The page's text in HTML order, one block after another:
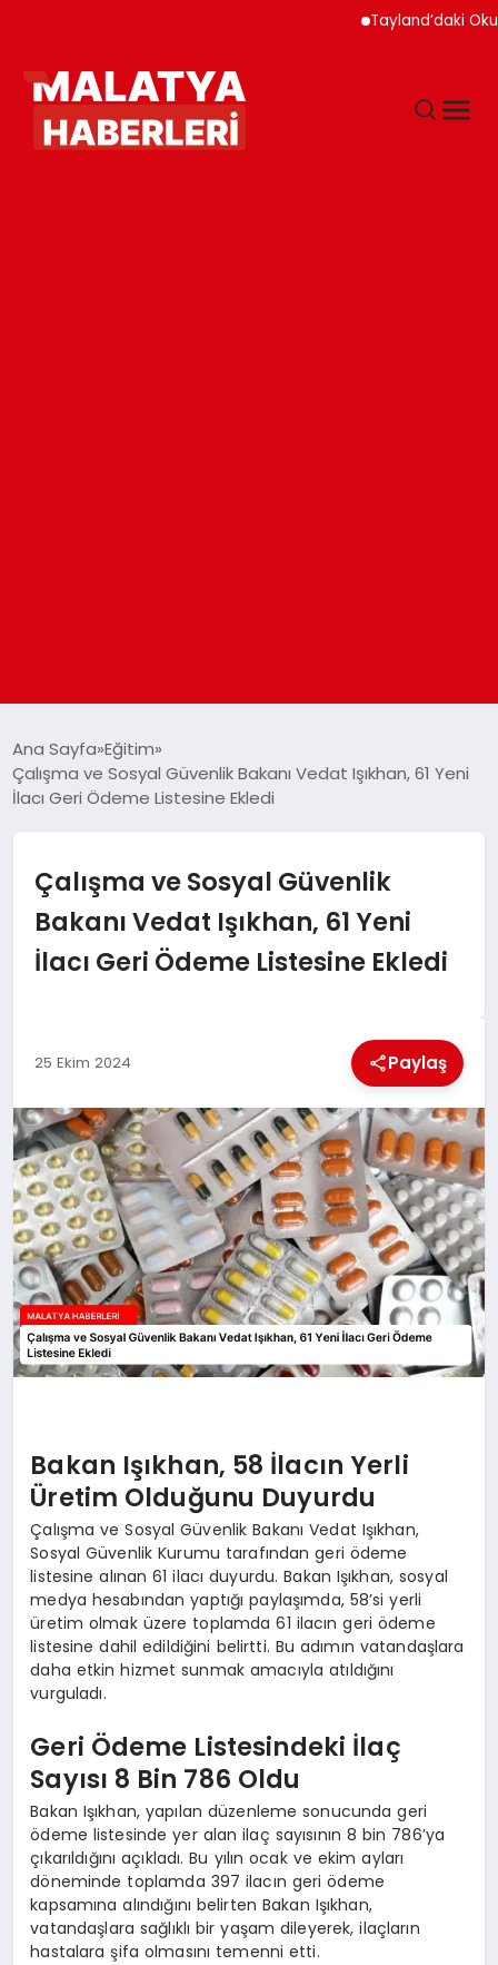
Tayland’daki Okul
GÜNDEM
DÜNYA
EĞITIM
MAGAZIN
SAĞLIK
SIYASET
SPOR
TEKNOLOJI
Ana Sayfa Eğitim
Çalışma ve Sosyal Güvenlik Bakanı Vedat Işıkhan, 61 Yeni
İlacı Geri Ödeme Listesine Ekledi
Çalışma ve Sosyal Güvenlik
Bakanı Vedat Işıkhan, 61 Yeni
İlacı Geri Ödeme Listesine Ekledi
25 Ekim 2024 Paylaş
Bakan Işıkhan, 58 İlacın Yerli
Üretim Olduğunu Duyurdu
Çalışma ve Sosyal Güvenlik Bakanı Vedat Işıkhan,
Sosyal Güvenlik Kurumu tarafından geri ödeme
listesine alınan 61 ilacı duyurdu. Bakan Işıkhan, sosyal
medya hesabından yaptığı paylaşımda, 58’si yerli
üretim olmak üzere toplamda 61 ilacın geri ödeme
listesine dahil edildiğini belirtti. Bu adımın vatandaşlara
daha etkin hizmet sunmak amacıyla atıldığını
vurguladı.
Geri Ödeme Listesindeki İlaç
Sayısı 8 Bin 786 Oldu
Bakan Işıkhan, yapılan düzenleme sonucunda geri
ödeme listesinde yer alan ilaç sayısının 8 bin 786’ya
çıkarıldığını açıkladı. Bu yılın ocak ve ekim ayları
döneminde toplamda 397 ilacın geri ödeme
kapsamına alındığını belirten Bakan Işıkhan,
vatandaşlara sağlıklı bir yaşam dileyerek, ilaçların
hastalara şifa olmasını temenni etti.